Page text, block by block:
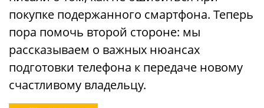
покупке подержанного смартфона. Теперь
пора помочь второй стороне: мы
рассказываем о важных нюансах
подготовки телефона к передаче новому
счастливому владельцу.